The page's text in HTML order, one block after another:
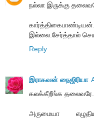
நல்லா இருக்கு
இல்லை.சேர்த்தால்
Reply
இராகவன் நைஜிரியா
கலக்கீறீங்க தலைவரே...
அருமையா